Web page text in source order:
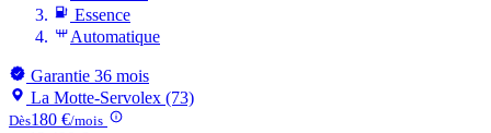
Essence
Automatique
Garantie 36 mois
La Motte-Servolex (73)
Dès180 €/mois